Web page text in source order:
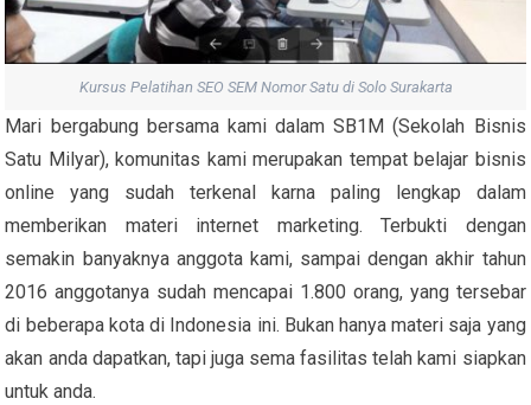
Kursus Pelatihan SEO SEM Nomor Satu di Solo Surakarta
Mari bergabung bersama kami dalam SB1M (Sekolah Bisnis
Satu Milyar), komunitas kami merupakan tempat belajar bisnis
online yang sudah terkenal karna paling lengkap dalam
memberikan materi internet marketing. Terbukti dengan
semakin banyaknya anggota kami, sampai dengan akhir tahun
2016 anggotanya sudah mencapai 1.800 orang, yang tersebar
di beberapa kota di Indonesia ini. Bukan hanya materi saja yang
akan anda dapatkan, tapi juga sema fasilitas telah kami siapkan
untuk anda.